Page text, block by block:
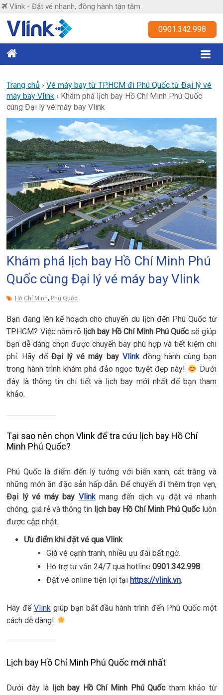
Skip
content
Vlink - Đặt vé nhanh, đồng hành tận tâm
Vlink
nhanh,
đồng
hành
tận
tâm
0901.342.998
Trang chủ ›Vé máy bay từ TP.HCM đi Phú Quốc từ Đại lý vé
máy bay Vlink › Khám phá lịch bay Hồ Chí Minh Phú Quốc
cùng Đại lý vé máy bay Vlink
Khám phá lịch bay Hồ Chí Minh Phú
Quốc cùng Đại lý vé máy bay Vlink
Hồ Chí Minh, Phú Quốc
Bạn đang lên kế hoạch cho chuyến du lịch đến Phú Quốc từ
TP.HCM? Việc nắm rõ lịch bay Hồ Chí Minh Phú Quốcsẽ giúp
bạn dễ dàng chọn được chuyến bay phù hợp và tiết kiệm chi
phí. Hãy đểĐại lý vé máy bay Vlinkđồng hành cùng bạn
trong hành trình khám phá đảo ngọc tuyệt đẹp này!
Dưới
đây là thông tin chi tiết và lịch bay mới nhất để bạn tham
khảo.
Tại sao nên chọn Vlink để tra cứu lịch bay Hồ Chí
Minh Phú Quốc?
Phú Quốc là điểm đến lý tưởng với biển xanh, cát trắng và
những món ăn đặc sản hấp dẫn. Để chuyến đi thêm trọn vẹn,
Đại lý vé máy bay Vlinkmang đến dịch vụ đặt vé nhanh
chóng, giá rẻ và thông tin lịch bay Hồ Chí Minh Phú Quốcluôn
được cập nhật.
Ưu điểm khi đặt vé qua Vlink:
Giá vé cạnh tranh, nhiều ưu đãi bất ngờ.
Hỗ trợ tư vấn 24/7 qua hotline0901.342.998.
Đặt vé online tiện lợi tạihttps://vlink.vn.
Hãy đểVlink giúp bạn bắt đầu hành trình đến Phú Quốc một
cách dễ dàng!
Lịch bay Hồ Chí Minh Phú Quốc mới nhất
Dưới đây là lịch bay Hồ Chí Minh Phú Quốctham khảo từ